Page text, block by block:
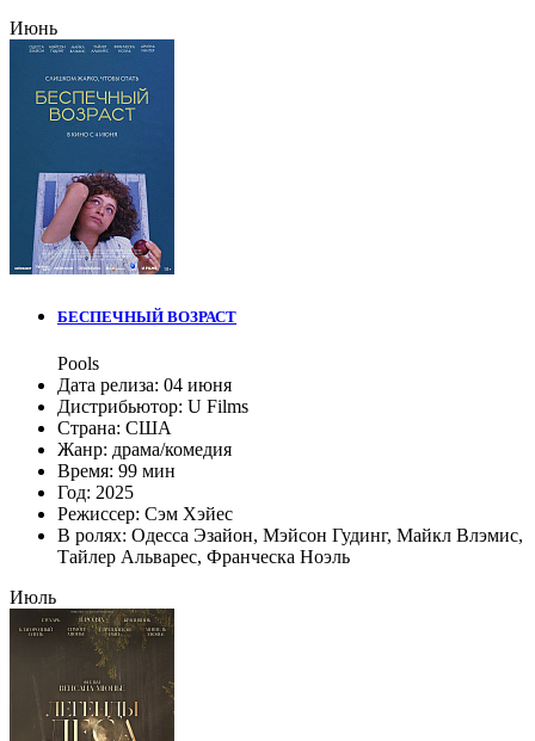
Июнь
БЕСПЕЧНЫЙ ВОЗРАСТ
Pools
Дата релиза: 04 июня
Дистрибьютор: U Films
Страна: США
Жанр: драма/комедия
Время: 99 мин
Год: 2025
Режиссер: Сэм Хэйес
В ролях: Одесса Эзайон, Мэйсон Гудинг, Майкл Влэмис,
Тайлер Альварес, Франческа Ноэль
Июль